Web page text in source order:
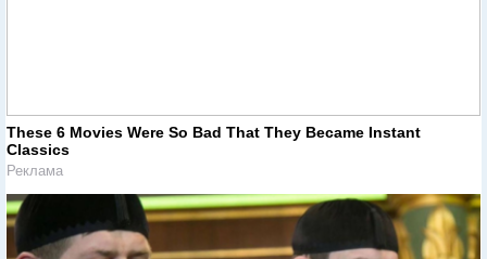
These 6 Movies Were So Bad That They Became Instant
Classics
Реклама